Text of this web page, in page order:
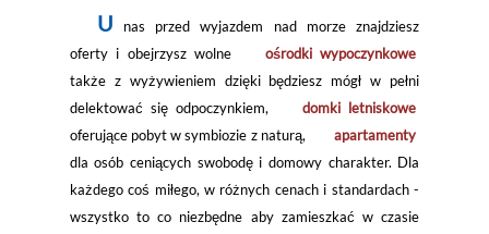
U nas przed wyjazdem nad morze znajdziesz
oferty i obejrzysz wolne
ośrodki wypoczynkowe
także z wyżywieniem dzięki będziesz mógł w pełni
delektować się odpoczynkiem,
domki letniskowe
oferujące pobyt w symbiozie z naturą,
apartamenty
dla osób ceniących swobodę i domowy charakter. Dla
każdego coś miłego, w różnych cenach i standardach -
wszystko to co niezbędne aby zamieszkać w czasie